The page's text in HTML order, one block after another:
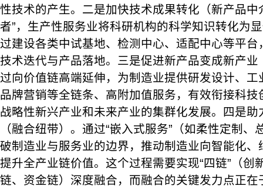
性技术的产生。二是加快技术成果转化（新产品中
者”，生产性服务业将科研机构的科学知识转化为
过建设各类中试基地、检测中心、适配中心等平
技术迭代与产品落地。三是促进新产品变成新产
过向价值链高端延伸，为制造业提供研发设计、
品牌营销等全链条、高附加值服务，有效衔接科
战略性新兴产业和未来产业的集群化发展。四是
（融合纽带）。通过“嵌入式服务”（如柔性定制
破制造业与服务业的边界，推动制造业向智能化
提升全产业链价值。这个过程需要实现“四链”（创
链、资金链）深度融合，而融合的关键发力点正